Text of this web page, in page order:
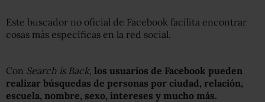
Este buscador no oficial de Facebook facilita encontrar
cosas más específicas en la red social.
Con Search is Back, los usuarios de Facebook pueden
realizar búsquedas de personas por ciudad, relación,
escuela, nombre, sexo, intereses y mucho más.